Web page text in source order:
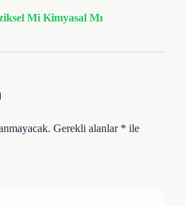
Mi Kimyasal Mı
Gerekli alanlar * ile